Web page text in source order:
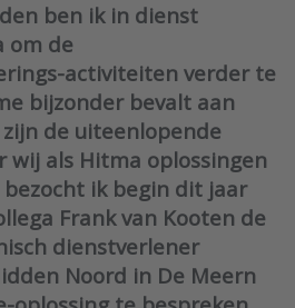
ben ik in dienst
om de
activiteiten verder te
bijzonder bevalt aan
de uiteenlopende
wij als Hitma oplossingen
ik begin dit jaar
Frank van Kooten de
dienstverlener
Noord in De Meern